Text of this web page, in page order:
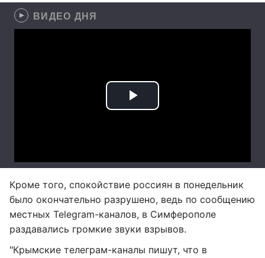
ВИДЕО ДНЯ
Кроме того, спокойствие россиян в понедельник
было окончательно разрушено, ведь по сообщению
местных Telegram-каналов, в Симферополе
раздавались громкие звуки взрывов.
"Крымские телеграм-каналы пишут, что в